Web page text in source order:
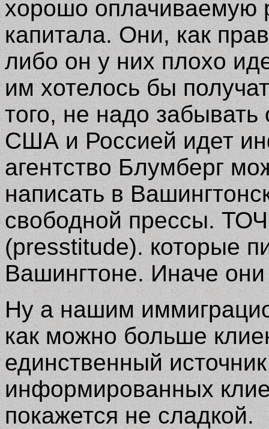
хорошо оплачиваемую
капитала. Они, как
либо он у них плохо
им хотелось бы
того, не надо
США и Россией идет
агентство Блумберг
написать в
свободной прессы.
(presstitude). которые
Вашингтоне. Иначе
Ну а нашим
как можно больше
единственный
информированных
покажется не сладкой.